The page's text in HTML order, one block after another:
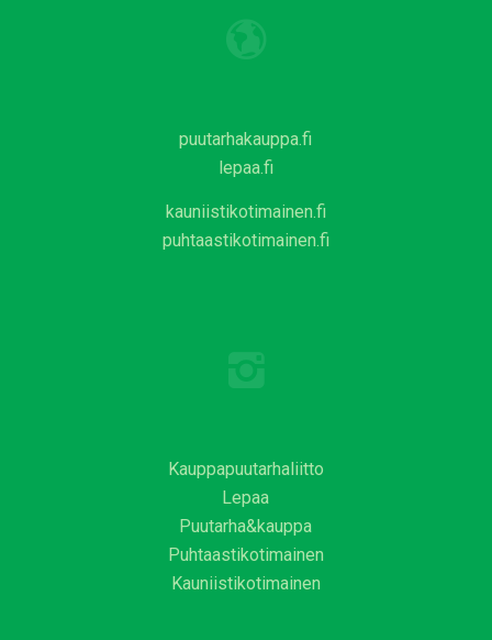
puutarhakauppa.fi
lepaa.fi
kauniistikotimainen.fi
puhtaastikotimainen.fi
Kauppapuutarhaliitto
Lepaa
Puutarha&kauppa
Puhtaastikotimainen
Kauniistikotimainen